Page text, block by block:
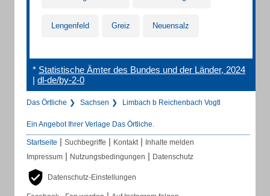
Lengenfeld Greiz Neuensalz
* Statistische Ämter des Bundes und der Länder, 2024
| dl-de/by-2-0
Das Örtliche Sachsen Limbach b Reichenbach Vogtl
Ein Angebot Ihrer Verlage Das Örtliche.
Startseite | Suchbegriffe | Kontakt | Inhalte melden
Impressum | Nutzungsbedingungen | Datenschutz
Datenschutz-Einstellungen